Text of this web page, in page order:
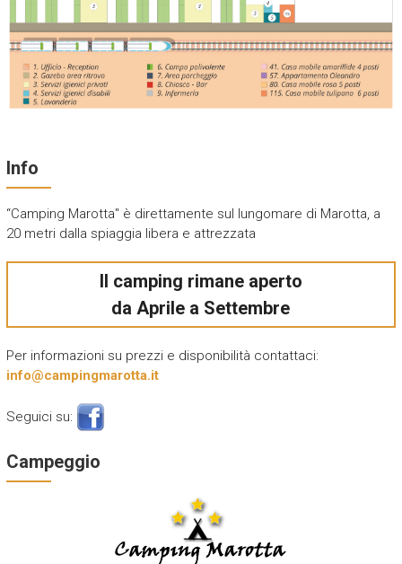
Info
“Camping Marotta" è direttamente sul lungomare di Marotta, a
20 metri dalla spiaggia libera e attrezzata
Il camping rimane aperto
da Aprile a Settembre
Per informazioni su prezzi e disponibilità contattaci:
info@campingmarotta.it
Seguici su:
Campeggio